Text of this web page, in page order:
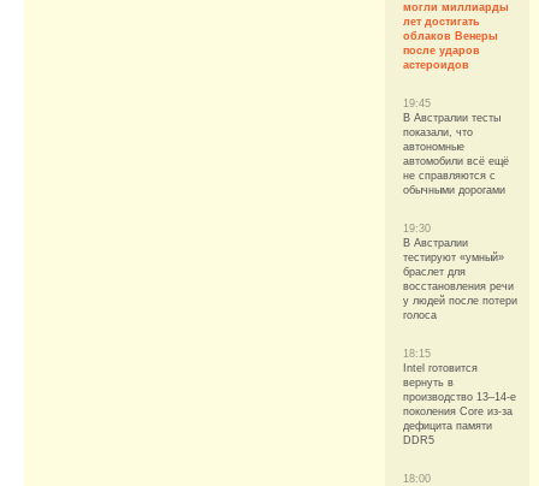
могли миллиарды
лет достигать
облаков Венеры
после ударов
астероидов
19:45
В Австралии тесты
показали, что
автономные
автомобили всё ещё
не справляются с
обычными дорогами
19:30
В Австралии
тестируют «умный»
браслет для
восстановления речи
у людей после потери
голоса
18:15
Intel готовится
вернуть в
производство 13–14-е
поколения Core из-за
дефицита памяти
DDR5
18:00